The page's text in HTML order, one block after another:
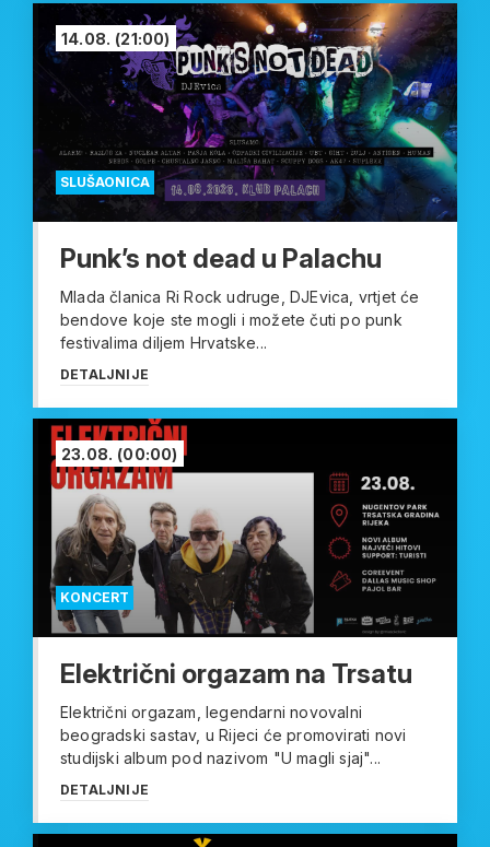
SLUŠAONICA
14.08. (21:00)
Punk’s not dead u Palachu
Mlada članica Ri Rock udruge, DJEvica, vrtjet će
bendove koje ste mogli i možete čuti po punk
festivalima diljem Hrvatske...
DETALJNIJE
KONCERT
23.08. (00:00)
Električni orgazam na Trsatu
Električni orgazam, legendarni novovalni
beogradski sastav, u Rijeci će promovirati novi
studijski album pod nazivom "U magli sjaj"...
DETALJNIJE